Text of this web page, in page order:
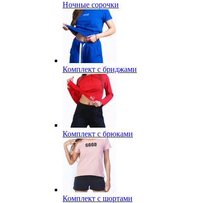
Ночные сорочки
Комплект с бриджами
Комплект с брюками
Комплект с шортами